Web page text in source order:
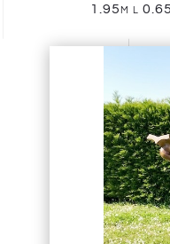
1.95m l